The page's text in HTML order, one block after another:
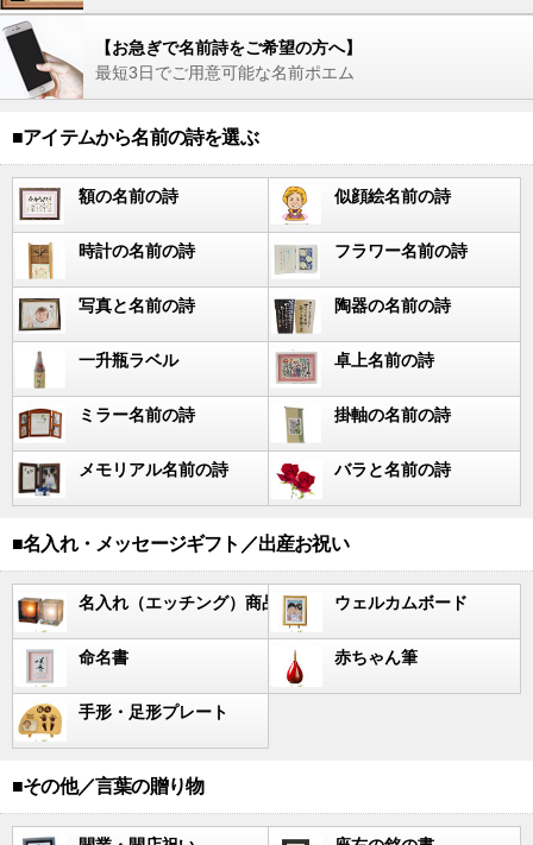
【お急ぎで名前詩をご希望の方へ】
最短3日でご用意可能な名前ポエム
■アイテムから名前の詩を選ぶ
額の名前の詩 似顔絵名前の詩
時計の名前の詩 フラワー名前の詩
写真と名前の詩 陶器の名前の詩
一升瓶ラベル 卓上名前の詩
ミラー名前の詩 掛軸の名前の詩
メモリアル名前の詩 バラと名前の詩
■名入れ・メッセージギフト／出産お祝い
名入れ（エッチング）商品 ウェルカムボード
命名書 赤ちゃん筆
手形・足形プレート
■その他／言葉の贈り物